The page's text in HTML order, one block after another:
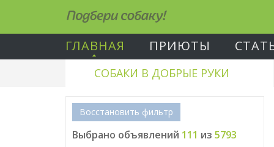
Подбери собаку!
ГЛАВНАЯ ПРИЮТЫ
СОБАКИ В ДОБРЫЕ РУКИ
Восстановить фильтр
Выбрано объявлений 111 из 5793